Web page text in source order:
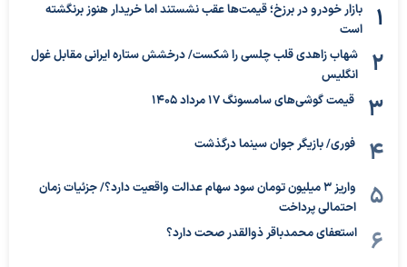
بازار خودرو در برزخ؛ قیمت‌ها عقب نشستند اما خریدار هنوز برنگشته
است
شهاب زاهدی قلب چلسی را شکست/ درخشش ستاره ایرانی مقابل غول
انگلیس
قیمت گوشی‌های سامسونگ 17 مرداد 1405
فوری/ بازیگر جوان سینما درگذشت
واریز ۳ میلیون تومان سود سهام عدالت واقعیت دارد؟/ جزئیات زمان
احتمالی پرداخت
استعفای محمدباقر ذوالقدر صحت دارد؟